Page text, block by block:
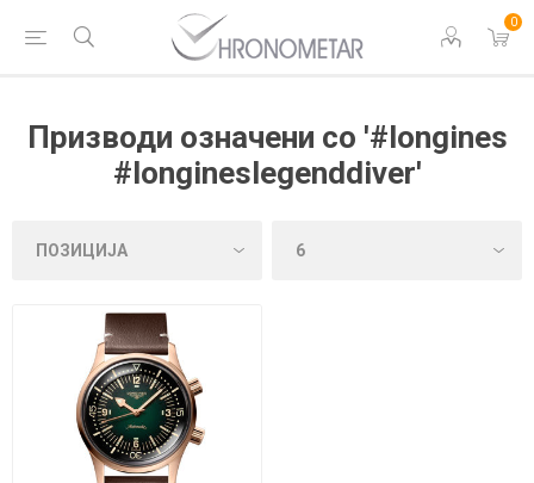
0
Призводи означени со '#longines
#longineslegenddiver'